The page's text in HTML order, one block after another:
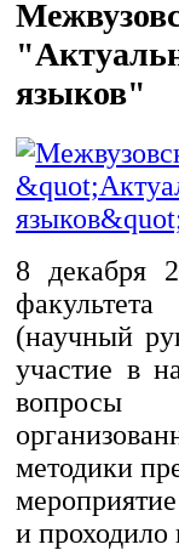
языков"
8 декабря
(научный
участие в
вопросы
методики
и проходило